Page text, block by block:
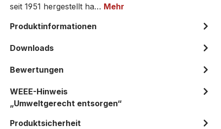
seit 1951 hergestellt ha… Mehr
Produktinformationen
Downloads
Bewertungen
WEEE-Hinweis
„Umweltgerecht entsorgen“
Produktsicherheit